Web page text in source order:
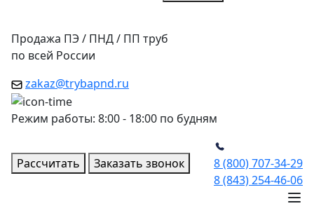
Продажа ПЭ / ПНД / ПП труб
по всей России
zakaz@trybapnd.ru
Режим работы: 8:00 - 18:00 по будням
Рассчитать Заказать звонок
8 (800) 707-34-29
8 (843) 254-46-06